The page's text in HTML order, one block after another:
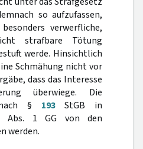
so aufzufassen,
verwerfliche,
strafbare Tötung
werde. Hinsichtlich
Schmähung nicht vor
dass das Interesse
überwiege. Die
§ 193StGB in
Abs. 1 GG von den
werden.